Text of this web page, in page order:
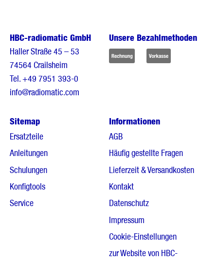
HBC-radiomatic GmbH
Haller Straße 45 – 53
74564 Crailsheim
Tel.+49 7951 393-0
info@radiomatic.com
Unsere Bezahlmethoden
Sitemap
Ersatzteile
Anleitungen
Schulungen
Konfigtools
Service
Informationen
AGB
Häufig gestellte Fragen
Lieferzeit & Versandkosten
Kontakt
Datenschutz
Impressum
Cookie-Einstellungen
zur Website von HBC-